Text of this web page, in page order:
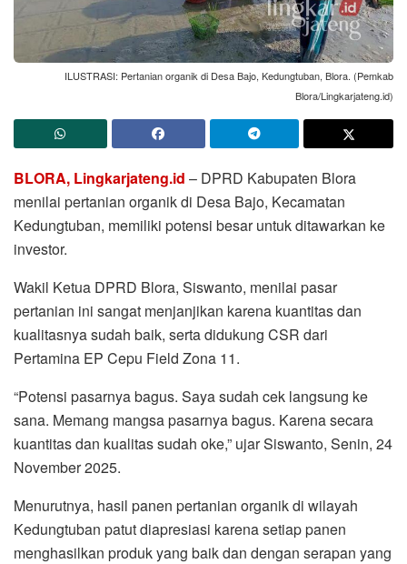
ILUSTRASI: Pertanian organik di Desa Bajo, Kedungtuban, Blora. (Pemkab
Blora/Lingkarjateng.id)
BLORA, Lingkarjateng.id – DPRD Kabupaten Blora
menilai pertanian organik di Desa Bajo, Kecamatan
Kedungtuban, memiliki potensi besar untuk ditawarkan ke
investor.
Wakil Ketua DPRD Blora, Siswanto, menilai pasar
pertanian ini sangat menjanjikan karena kuantitas dan
kualitasnya sudah baik, serta didukung CSR dari
Pertamina EP Cepu Field Zona 11.
“Potensi pasarnya bagus. Saya sudah cek langsung ke
sana. Memang mangsa pasarnya bagus. Karena secara
kuantitas dan kualitas sudah oke,” ujar Siswanto, Senin, 24
November 2025.
Menurutnya, hasil panen pertanian organik di wilayah
Kedungtuban patut diapresiasi karena setiap panen
menghasilkan produk yang baik dan dengan serapan yang